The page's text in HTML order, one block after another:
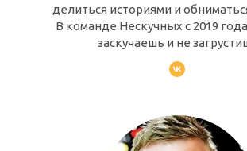
делиться историями и
В команде Нескучных с 2019
заскучаешь и не